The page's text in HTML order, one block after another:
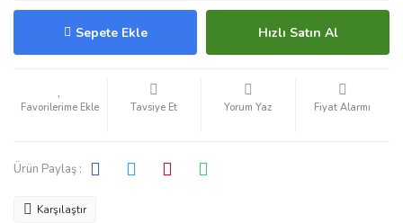
Sepete Ekle Hızlı Satın Al
Tavsiye Et Yorum Yaz Fiyat Alarmı
Ürün Paylaş :
Karşılaştır